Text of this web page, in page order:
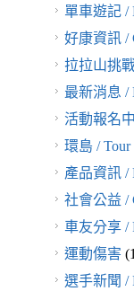
單車遊記 /
好康資訊 /
拉拉山挑
最新消息 /
活動報名
環島 / Tour
產品資訊 /
社會公益 /
車友分享 /
運動傷害
選手新聞 /